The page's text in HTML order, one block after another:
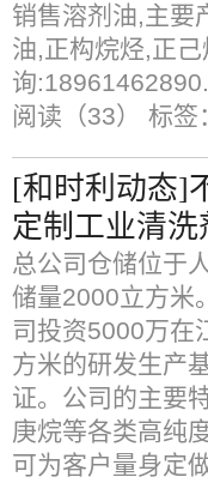
销售溶剂油,主要
油,正构烷烃,正己
询:18961462890.
阅读（33） 标签
[和时利动态]
定制工业清洗
总公司仓储位于
储量2000立方米
司投资5000万在
方米的研发生产
证。公司的主要
庚烷等各类高纯
可为客户量身定